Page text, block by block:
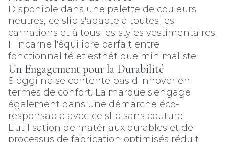
Disponible dans une palette de couleurs
neutres, ce slip s'adapte à toutes les
carnations et à tous les styles vestimentaires.
Il incarne l'équilibre parfait entre
fonctionnalité et esthétique minimaliste.
Un Engagement pour la Durabilité
Sloggi ne se contente pas d'innover en
termes de confort. La marque s'engage
également dans une démarche éco-
responsable avec ce slip sans couture.
L'utilisation de matériaux durables et de
processus de fabrication optimisés réduit